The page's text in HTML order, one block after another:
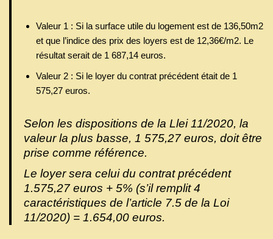
Valeur 1 : Si la surface utile du logement est de 136,50m2
et que l’indice des prix des loyers est de 12,36€/m2. Le
résultat serait de 1 687,14 euros.
Valeur 2 : Si le loyer du contrat précédent était de 1
575,27 euros.
Selon les dispositions de la Llei 11/2020, la
valeur la plus basse, 1 575,27 euros, doit être
prise comme référence.
Le loyer sera celui du contrat précédent
1.575,27 euros + 5% (s’il remplit 4
caractéristiques de l’article 7.5 de la Loi
11/2020) = 1.654,00 euros.